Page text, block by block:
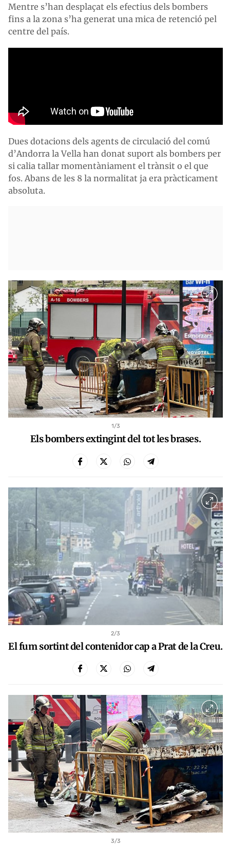
Mentre s’han desplaçat els efectius dels bombers
fins a la zona s’ha generat una mica de retenció pel
centre del país.
Dues dotacions dels agents de circulació del comú
d’Andorra la Vella han donat suport als bombers per
si calia tallar momentàniament el trànsit o el que
fos. Abans de les 8 la normalitat ja era pràcticament
absoluta.
1/3
Els bombers extingint del tot les brases.
2/3
El fum sortint del contenidor cap a Prat de la Creu.
3/3